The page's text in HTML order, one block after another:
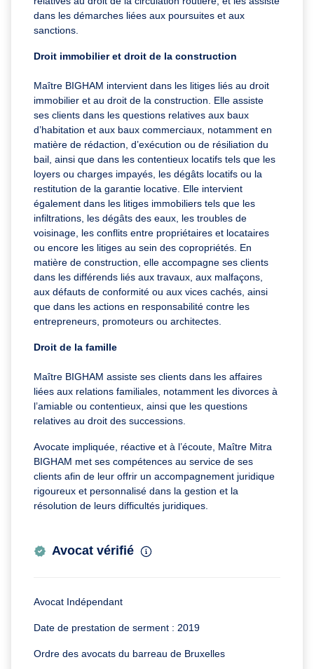
dans les démarches liées aux poursuites et aux
sanctions.
Droit immobilier et droit de la construction
Maître BIGHAM intervient dans les litiges liés au droit
immobilier et au droit de la construction. Elle assiste
ses clients dans les questions relatives aux baux
d’habitation et aux baux commerciaux, notamment en
matière de rédaction, d’exécution ou de résiliation du
bail, ainsi que dans les contentieux locatifs tels que les
loyers ou charges impayés, les dégâts locatifs ou la
restitution de la garantie locative. Elle intervient
également dans les litiges immobiliers tels que les
infiltrations, les dégâts des eaux, les troubles de
voisinage, les conflits entre propriétaires et locataires
ou encore les litiges au sein des copropriétés. En
matière de construction, elle accompagne ses clients
dans les différends liés aux travaux, aux malfaçons,
aux défauts de conformité ou aux vices cachés, ainsi
que dans les actions en responsabilité contre les
entrepreneurs, promoteurs ou architectes.
Droit de la famille
Maître BIGHAM assiste ses clients dans les affaires
liées aux relations familiales, notamment les divorces à
l’amiable ou contentieux, ainsi que les questions
relatives au droit des successions.
Avocate impliquée, réactive et à l’écoute, Maître Mitra
BIGHAM met ses compétences au service de ses
clients afin de leur offrir un accompagnement juridique
rigoureux et personnalisé dans la gestion et la
résolution de leurs difficultés juridiques.
Avocat vérifié
Avocat Indépendant
Date de prestation de serment : 2019
Ordre des avocats du barreau de Bruxelles